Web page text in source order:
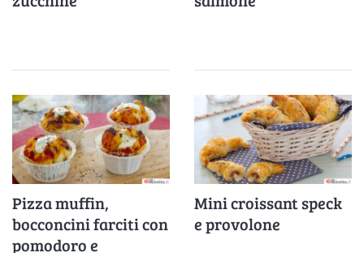
Pizza muffin,
bocconcini farciti con
pomodoro e
Mini croissant speck
e provolone